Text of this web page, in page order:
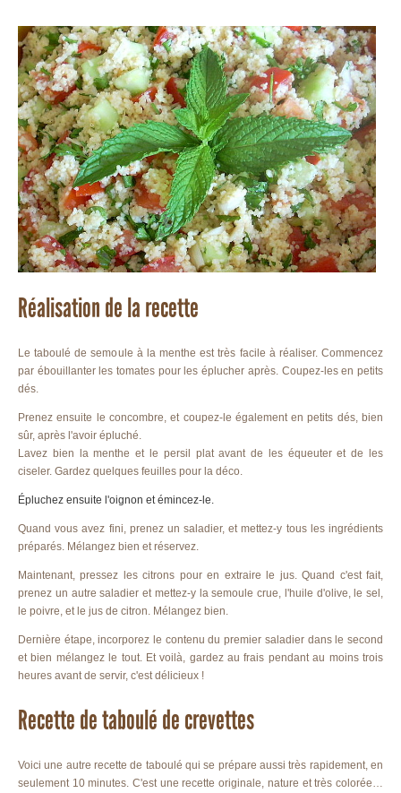
Réalisation de la recette
Le taboulé de semoule à la menthe est très facile à réaliser. Commencez
par ébouillanter les tomates pour les éplucher après. Coupez-les en petits
dés.
Prenez ensuite le concombre, et coupez-le également en petits dés, bien
sûr, après l'avoir épluché.
Lavez bien la menthe et le persil plat avant de les équeuter et de les
ciseler. Gardez quelques feuilles pour la déco.
Épluchez ensuite l'oignon et émincez-le.
Quand vous avez fini, prenez un saladier, et mettez-y tous les ingrédients
préparés. Mélangez bien et réservez.
Maintenant, pressez les citrons pour en extraire le jus. Quand c'est fait,
prenez un autre saladier et mettez-y la semoule crue, l'huile d'olive, le sel,
le poivre, et le jus de citron. Mélangez bien.
Dernière étape, incorporez le contenu du premier saladier dans le second
et bien mélangez le tout. Et voilà, gardez au frais pendant au moins trois
heures avant de servir, c'est délicieux !
Recette de taboulé de crevettes
Voici une autre recette de taboulé qui se prépare aussi très rapidement, en
seulement 10 minutes. C'est une recette originale, nature et très colorée…